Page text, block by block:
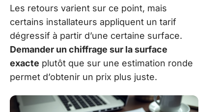
Les retours varient sur ce point, mais
certains installateurs appliquent un tarif
dégressif à partir d’une certaine surface.
Demander un chiffrage sur la surface
exacte plutôt que sur une estimation ronde
permet d’obtenir un prix plus juste.